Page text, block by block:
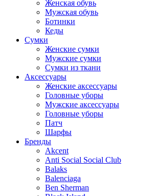
Женская обувь
Мужская обувь
Ботинки
Кеды
Сумки
Женские сумки
Мужские сумки
Сумки из ткани
Аксессуары
Женские аксессуары
Головные уборы
Мужские аксессуары
Головные уборы
Патч
Шарфы
Бренды
Akcent
Anti Social Social Club
Balaks
Balenciaga
Ben Sherman